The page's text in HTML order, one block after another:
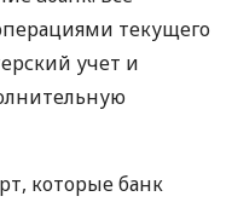
текущего
учет и
которые банк